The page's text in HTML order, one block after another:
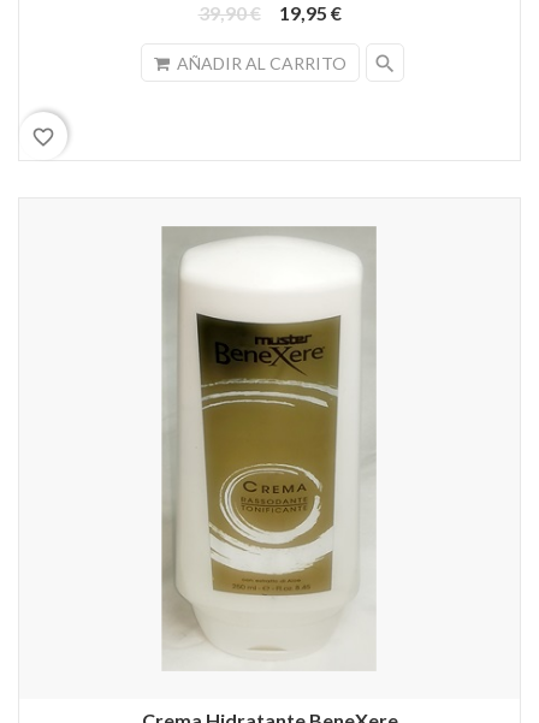
39,90 €
19,95 €
AÑADIR AL CARRITO search
favorite_border